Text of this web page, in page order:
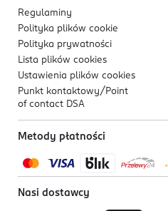
Regulaminy
Polityka plików cookie
Polityka prywatności
Lista plików cookies
Ustawienia plików cookies
Punkt kontaktowy/ Point
of contact DSA
Metody płatności
Nasi dostawcy